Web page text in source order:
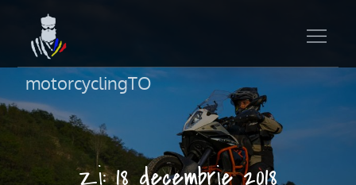
motorcyclingTO
Zi:18 decembrie 2018